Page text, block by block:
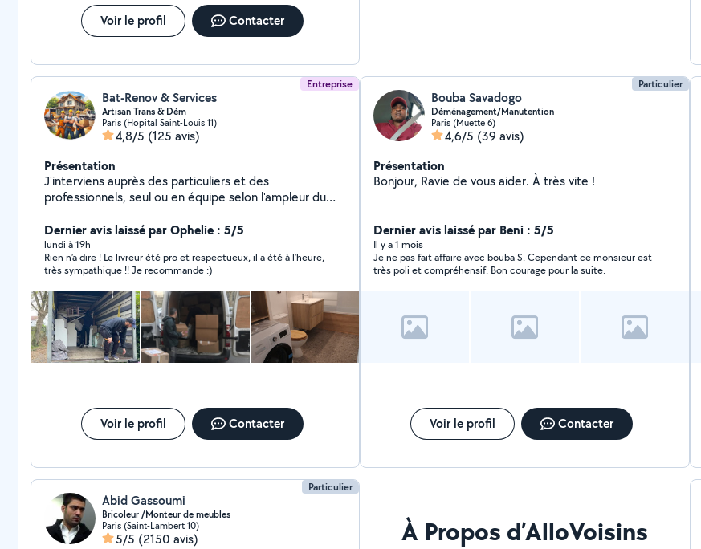
Voir le profil Contacter
Entreprise
Bat-Renov & Services
Artisan Trans & Dém
Paris (Hopital Saint-Louis 11)
4,8/5 (125 avis)
Présentation
J'interviens auprès des particuliers et des
professionnels, seul ou en équipe selon l'ampleur du
extérieurs : remise en état, rénovation complète
(peinture, plomberie, électricité, sols, menuiserie,
parquet, etc.), ainsi que pour vos déménagements,
manutention lourde et aide au
chargement/déchargement. Travail soigné et sérieux,
respect des délais, et prestations couvertes par une
garantie décennale pour votre tranquillité. Devis clair et
personnalisé sur demande.
Dernier avis laissé par Ophelie : 5/5
lundi à 19h
Rien n’a dire ! Le livreur été pro et respectueux, il a été à l’heure,
très sympathique !! Je recommande :)
Voir le profil Contacter
Particulier
Bouba Savadogo
Déménagement/Manutention
Paris (Muette 6)
4,6/5 (39 avis)
Présentation
Bonjour, Ravie de vous aider. À très vite !
Dernier avis laissé par Beni : 5/5
Il y a 1 mois
Je ne pas fait affaire avec bouba S. Cependant ce monsieur est
très poli et compréhensif. Bon courage pour la suite.
Voir le profil Contacter
Particulier
Abid Gassoumi
Bricoleur /Monteur de meubles
Paris (Saint-Lambert 10)
5/5 (2150 avis) À Propos d’AlloVoisins